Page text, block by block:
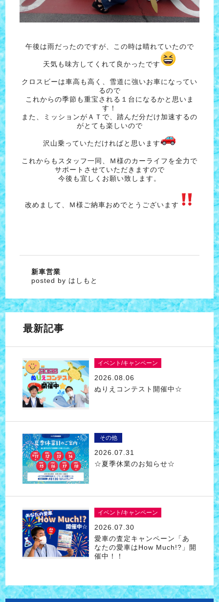
午後は雨だったのですが、この時は晴れていたので
天気も味方してくれて良かったです
クロスビーは車高も高く、雪道に強いお車になってい
るので
これからの季節も重宝される１台になるかと思いま
す！
また、ミッションがＡＴで、踏んだ分だけ加速するの
がとても楽しいので
沢山乗っていただければと思います
これからもスタッフ一同、Ｍ様のカーライフを全力で
サポートさせていただきますので
今後も宜しくお願い致します。
改めまして、Ｍ様ご納車おめでとうございます
新車営業
posted by はしもと
最新記事
イベント/キャンペーン
2026.08.06
ぬりえコンテスト開催中☆
その他
2026.07.31
☆夏季休業のお知らせ☆
イベント/キャンペーン
2026.07.30
愛車の査定キャンペーン「あ
なたの愛車はHow Much!?」開
催中！！